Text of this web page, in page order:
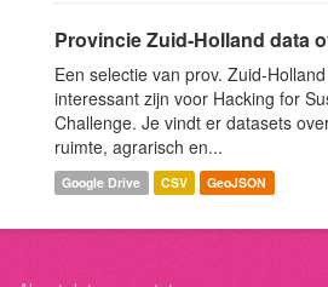
Provincie Zuid-Holland data
Een selectie van prov. Zuid-
interessant zijn voor Hacking for
Challenge. Je vindt er datasets
ruimte, agrarisch en...
Google Drive CSV GeoJSON